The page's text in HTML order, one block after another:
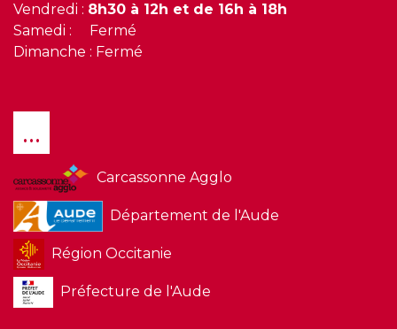
Vendredi : 8h30 à 12h et de 16h à 18h
Samedi : Fermé
Dimanche : Fermé
...
Carcassonne Agglo
Département de l'Aude
Région Occitanie
Préfecture de l'Aude